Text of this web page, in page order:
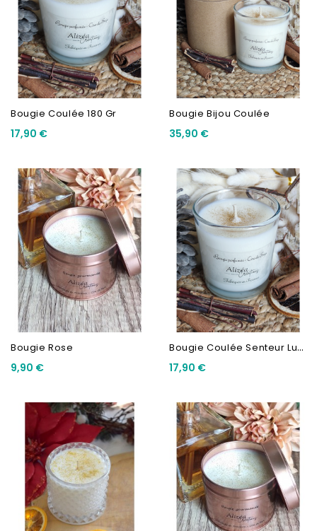
Bougie Coulée 180 Gr
17,90 €
Bougie Bijou Coulée
35,90 €
Bougie Rose
9,90 €
B
Ougie Coulée Senteur Luxe
17,90 €